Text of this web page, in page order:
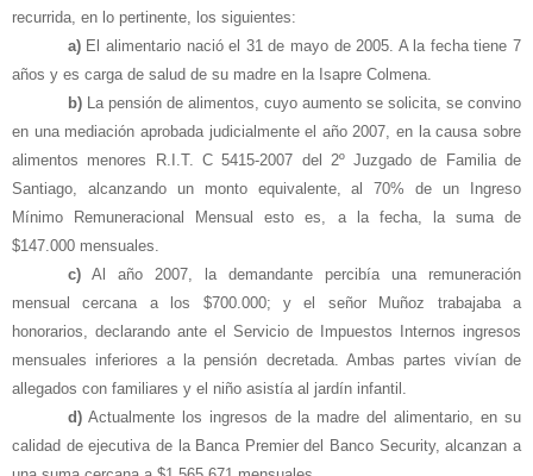
recurrida, en lo pertinente, los siguientes:
a)El alimentario nació el 31 de mayo de 2005. A la fecha tiene 7
años y es carga de salud de su madre en la Isapre Colmena.
b)La pensión de alimentos, cuyo aumento se solicita, se convino
en una mediación aprobada judicialmente el año 2007, en la causa sobre
alimentos menores R.I.T. C 5415-2007 del 2º Juzgado de Familia de
Santiago, alcanzando un monto equivalente, al 70% de un Ingreso
Mínimo Remuneracional Mensual esto es, a la fecha, la suma de
$147.000 mensuales.
c)Al año 2007, la demandante percibía una remuneración
mensual cercana a los $700.000; y el señor Muñoz trabajaba a
honorarios, declarando ante el Servicio de Impuestos Internos ingresos
mensuales inferiores a la pensión decretada. Ambas partes vivían de
allegados con familiares y el niño asistía al jardín infantil.
d)Actualmente los ingresos de la madre del alimentario, en su
calidad de ejecutiva de la Banca Premier del Banco Security, alcanzan a